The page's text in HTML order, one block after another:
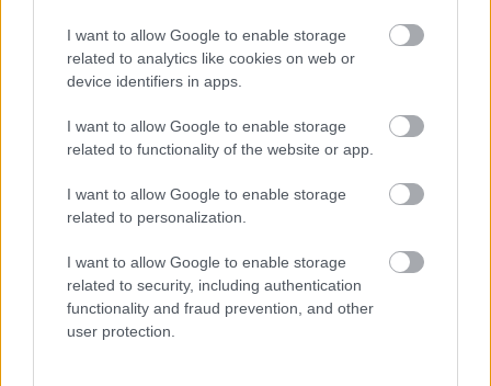
I want to allow Google to enable storage
related to analytics like cookies on web or
device identifiers in apps.
I want to allow Google to enable storage
related to functionality of the website or app.
I want to allow Google to enable storage
related to personalization.
I want to allow Google to enable storage
related to security, including authentication
functionality and fraud prevention, and other
user protection.
Ráijesztettek az MTK-ra – Csertői elmondta, mit
Az MTK Budapest végül simán továbbjutott a
Magyar Kupában, de ehhez kellett néhány
ébresztő pillanat, amit a Mezőkövesd okozott